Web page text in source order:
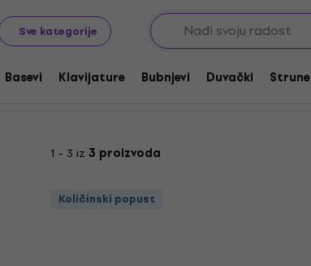
Sve kategorije
Basevi Klavijature Bubnjevi Duvački Strune
Rezervni delovi za bas gitare
gitare
1 - 3 iz 3 proizvoda
Količinski popust